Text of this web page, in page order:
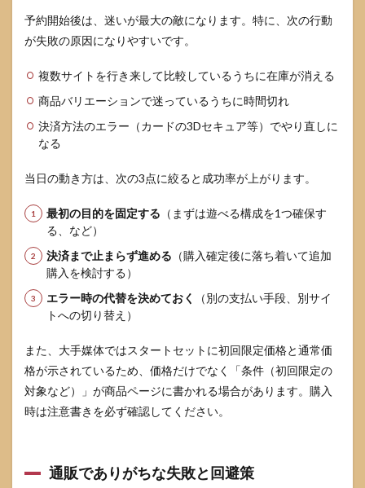
予約開始後は、迷いが最大の敵になります。特に、次の行動
が失敗の原因になりやすいです。
複数サイトを行き来して比較しているうちに在庫が消える
商品バリエーションで迷っているうちに時間切れ
決済方法のエラー（カードの3Dセキュア等）でやり直しに
なる
当日の動き方は、次の3点に絞ると成功率が上がります。
最初の目的を固定する （まずは遊べる構成を1つ確保す
る、など）
決済まで止まらず進める （購入確定後に落ち着いて追加
購入を検討する）
エラー時の代替を決めておく
（別の支払い手段、別サイ
トへの切り替え）
また、大手媒体ではスタートセットに初回限定価格と通常価
格が示されているため、価格だけでなく「条件（初回限定の
対象など）」が商品ページに書かれる場合があります。購入
時は注意書きを必ず確認してください。
通販でありがちな失敗と回避策